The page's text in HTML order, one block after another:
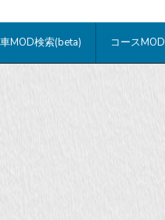
車MOD検索(beta) コースMOD